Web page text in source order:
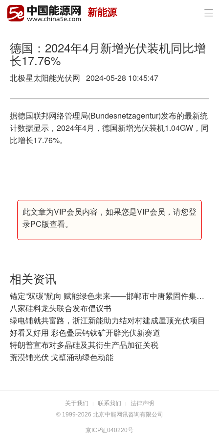
首页
政策与经济
电力
新能源
新能源 
德国：2024年4月新增光伏装机同比增
长17.76%
北极星太阳能光伏网 2024-05-28 10:45:47
据德国联邦网络管理局(Bundesnetzagentur)发布的最新统
计数据显示，2024年4月，德国新增光伏装机1.04GW，同
比增长17.76%。
此文章为VIP会员内容，如果您是VIP会员，请您登
录PC版查看。
相关资讯
锚定“双碳”航向 赋能绿色未来——邯郸市中唐紧固件集团有限公司以实干践行“双碳”战略
八家硅料龙头联合发布倡议书
绿电铺就共富路，浙江新能助力结对村建成屋顶光伏项目
好看又好用 彩色叠层钙钛矿开辟光伏新赛道
特朗普宣布对多晶硅及其衍生产品加征关税
荒漠铺光伏 戈壁涌动绿色动能
关于我们 | 联系我们 |
法律声明
© 1999-2026 北京中能网讯咨询有限公司
京ICP证040220号